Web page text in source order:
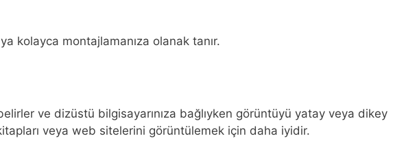
kolayca montajlamanıza olanak tanır.
ve dizüstü bilgisayarınıza bağlıyken görüntüyü yatay veya dikey
veya web sitelerini görüntülemek için daha iyidir.